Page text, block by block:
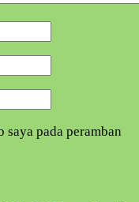
saya pada peramban